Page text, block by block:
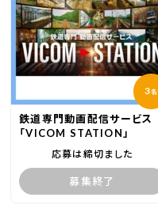
3名
鉄道専門動画配信サービス
「VICOM STATION」
応募は締切ました
募集終了